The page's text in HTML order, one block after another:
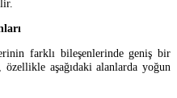
farklı bileşenlerinde geniş bir
aşağıdaki alanlarda yoğun